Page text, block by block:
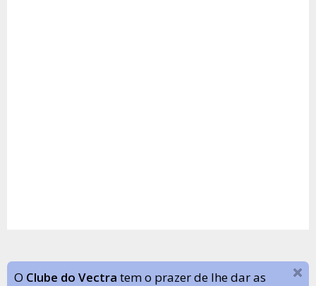
O Clube do Vectra tem o prazer de lhe dar as